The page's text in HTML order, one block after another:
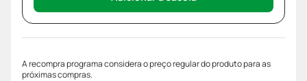
A recompra programa considera o preço regular do produto para as
próximas compras.